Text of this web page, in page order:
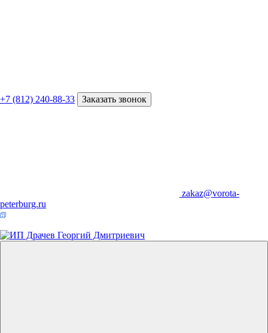
+7 (812) 240-88-33 Заказать звонок
zakaz@vorota-
peterburg.ru